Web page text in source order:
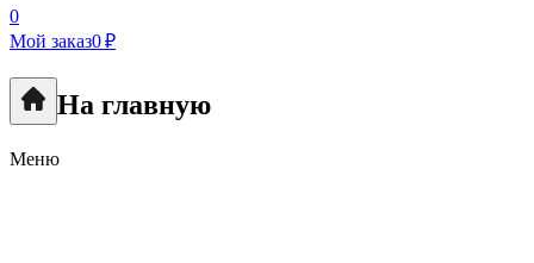
0
Мой заказ0 ₽
На главную
Меню